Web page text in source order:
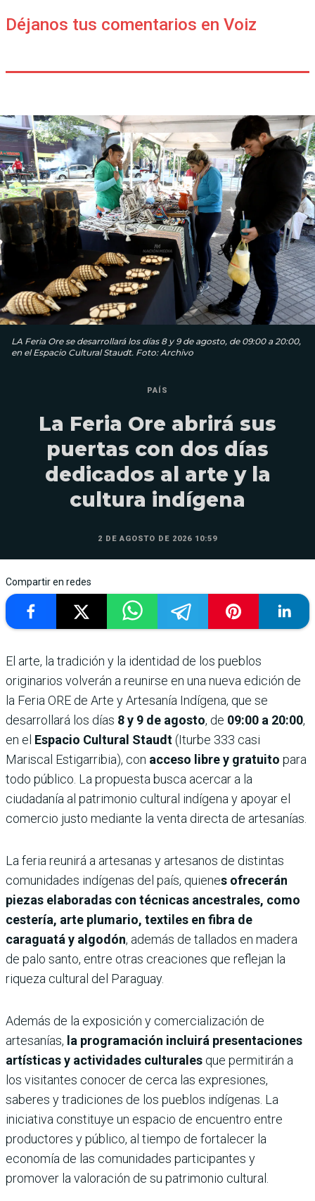
Déjanos tus comentarios en Voiz
LA Feria Ore se desarrollará los días 8 y 9 de agosto, de 09:00 a 20:00,
en el Espacio Cultural Staudt. Foto: Archivo
PAÍS
La Feria Ore abrirá sus
puertas con dos días
dedicados al arte y la
cultura indígena
2 DE AGOSTO DE 2026 10:59
Compartir en redes
El arte, la tradición y la identidad de los pueblos
originarios volverán a reunirse en una nueva edición de
la Feria ORE de Arte y Artesanía Indígena, que se
desarrollará los días 8 y 9 de agosto, de 09:00 a 20:00,
en el Espacio Cultural Staudt(Iturbe 333 casi
Mariscal Estigarribia), con acceso libre y gratuito para
todo público. La propuesta busca acercar a la
ciudadanía al patrimonio cultural indígena y apoyar el
comercio justo mediante la venta directa de artesanías.
La feria reunirá a artesanas y artesanos de distintas
comunidades indígenas del país, quienes ofrecerán
piezas elaboradas con técnicas ancestrales, como
cestería, arte plumario, textiles en fibra de
caraguatá y algodón, además de tallados en madera
de palo santo, entre otras creaciones que reflejan la
riqueza cultural del Paraguay.
Además de la exposición y comercialización de
artesanías, la programación incluirá presentaciones
artísticas y actividades culturales que permitirán a
los visitantes conocer de cerca las expresiones,
saberes y tradiciones de los pueblos indígenas. La
iniciativa constituye un espacio de encuentro entre
productores y público, al tiempo de fortalecer la
economía de las comunidades participantes y
promover la valoración de su patrimonio cultural.